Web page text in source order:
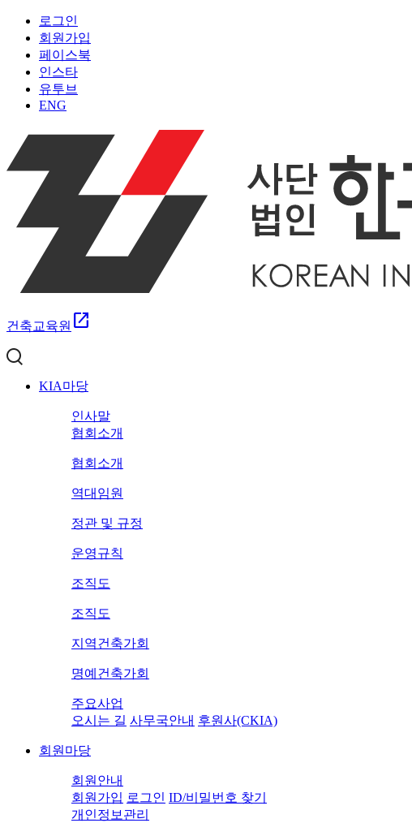
로그인
회원가입
페이스북
인스타
유투브
ENG
건축교육원 open_in_new
KIA마당
인사말
협회소개
협회소개
역대임원
정관 및 규정
운영규칙
조직도
조직도
지역건축가회
명예건축가회
주요사업
오시는 길 사무국안내 후원사(CKIA)
회원마당
회원안내
회원가입 로그인 ID/비밀번호 찾기
개인정보관리